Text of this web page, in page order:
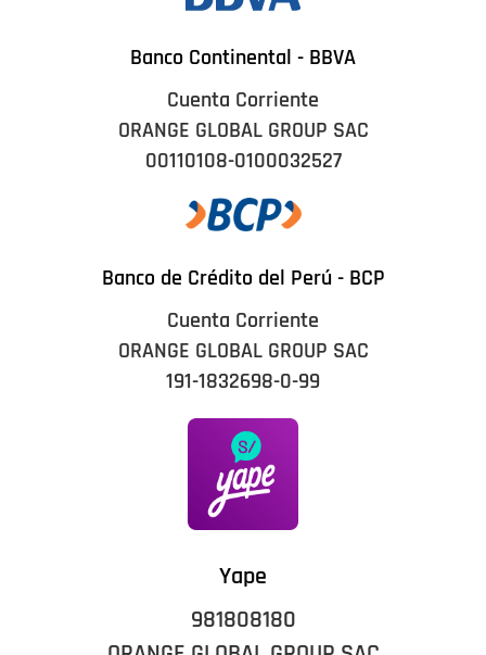
Banco Continental - BBVA
Cuenta Corriente
ORANGE GLOBAL GROUP SAC
00110108-0100032527
Banco de Crédito del Perú - BCP
Cuenta Corriente
ORANGE GLOBAL GROUP SAC
191-1832698-0-99
Yape
981808180